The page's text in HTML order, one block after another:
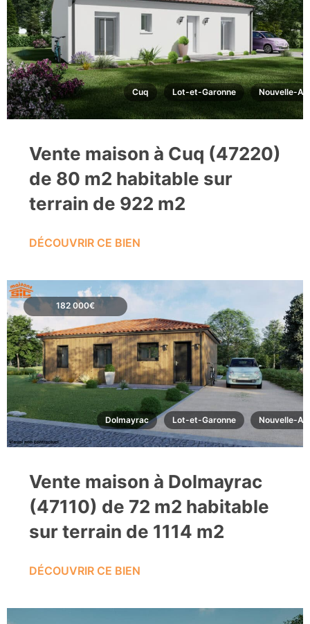
Cuq Lot-et-Garonne Nouvelle-
Vente maison à Cuq (47220)
de 80 m2 habitable sur
terrain de 922 m2
DÉCOUVRIR CE BIEN
182 000€
Dolmayrac Lot-et-Garonne Nouvelle-
Vente maison à Dolmayrac
(47110) de 72 m2 habitable
sur terrain de 1114 m2
DÉCOUVRIR CE BIEN